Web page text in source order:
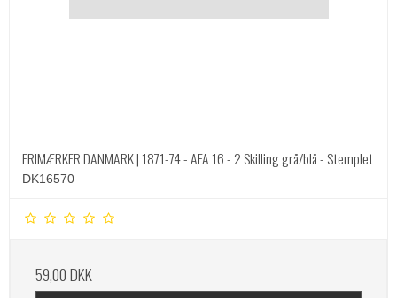
FRIMÆRKER DANMARK | 1871-74 - AFA 16 - 2 Skilling grå/blå - Stemplet
DK16570
59,00 DKK